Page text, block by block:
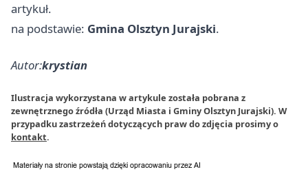
artykuł.
na podstawie: Gmina Olsztyn Jurajski.
Autor:krystian
Ilustracja wykorzystana w artykule została pobrana z
zewnętrznego źródła (Urząd Miasta i Gminy Olsztyn Jurajski). W
przypadku zastrzeżeń dotyczących praw do zdjęcia prosimy o
kontakt.